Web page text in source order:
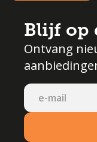
Blijf op
Ontvang